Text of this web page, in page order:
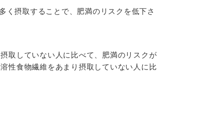
く摂取することで、肥満のリスクを低下さ
取していない人に比べて、肥満のリスクが
性食物繊維をあまり摂取していない人に比